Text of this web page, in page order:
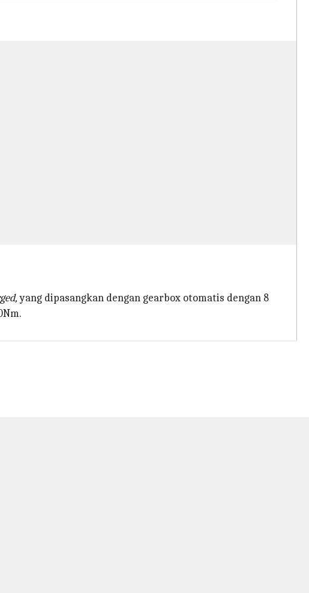
yang dipasangkan dengan gearbox otomatis dengan 8